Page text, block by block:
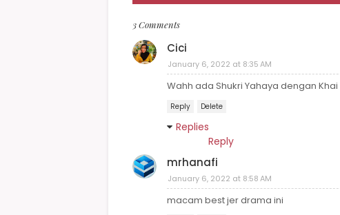
3 Comments
Cici
January 6, 2022 at 8:35 AM
Wahh ada Shukri Yahaya dengan
Reply Delete
Replies
Reply
mrhanafi
January 6, 2022 at 8:58 AM
macam best jer drama ini